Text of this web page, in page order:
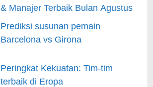
& Manajer Terbaik Bulan Agustus
Prediksi susunan pemain
Barcelona vs Girona
Peringkat Kekuatan: Tim-tim
terbaik di Eropa